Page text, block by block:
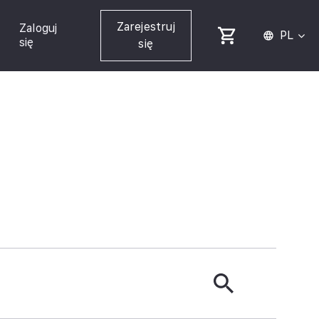
Zaloguj
się
Zarejestruj
się
PL